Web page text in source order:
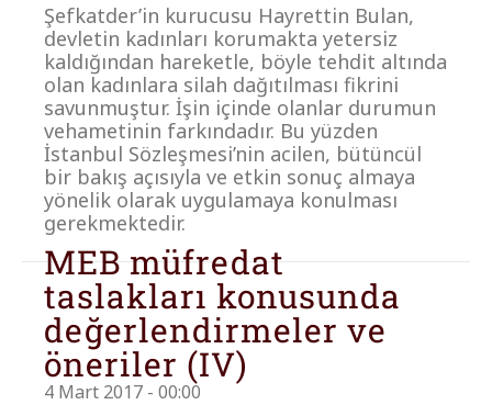
Şefkatder’in kurucusu Hayrettin Bulan,
devletin kadınları korumakta yetersiz
kaldığından hareketle, böyle tehdit altında
olan kadınlara silah dağıtılması fikrini
savunmuştur. İşin içinde olanlar durumun
vehametinin farkındadır. Bu yüzden
İstanbul Sözleşmesi’nin acilen, bütüncül
bir bakış açısıyla ve etkin sonuç almaya
yönelik olarak uygulamaya konulması
gerekmektedir.
MEB müfredat
taslakları konusunda
değerlendirmeler ve
öneriler (IV)
4 Mart 2017 - 00:00